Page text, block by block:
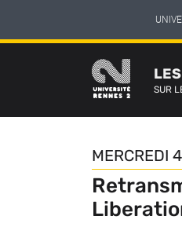
contenu
SUR
MERCREDI